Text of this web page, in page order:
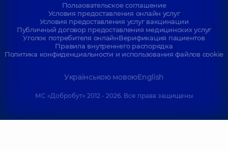
Пользовательское соглашение
Условия предоставления онлайн услуг
Условия предоставления услуг вакцинации
Публичный договор предоставления медицинских услуг
Уголок потребителя онлайнВерификация пациентов
Правила внутреннего распорядка
Политика конфиденциальности и использования файлов cookie
Українською мовоюEnglish
МС «Добробут» 2012 - 2026. Все права защищены